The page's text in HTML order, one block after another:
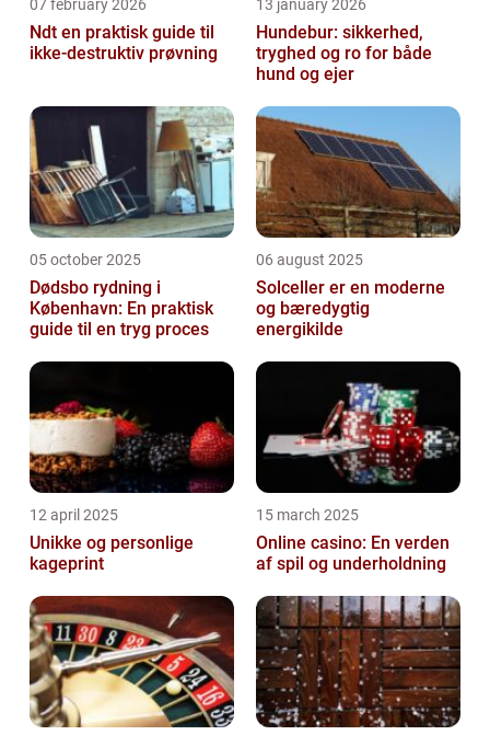
07 february 2026
Ndt en praktisk guide til
ikke-destruktiv prøvning
13 january 2026
Hundebur: sikkerhed,
tryghed og ro for både
hund og ejer
05 october 2025
Dødsbo rydning i
København: En praktisk
guide til en tryg proces
06 august 2025
Solceller er en moderne
og bæredygtig
energikilde
12 april 2025
Unikke og personlige
kageprint
15 march 2025
Online casino: En verden
af spil og underholdning